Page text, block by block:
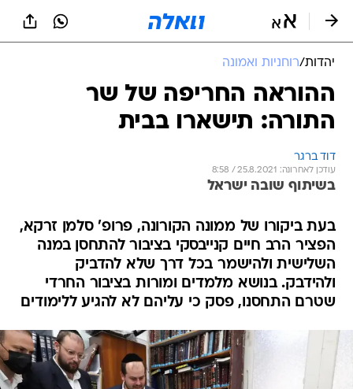
יהדות/רוחניות ואמונה
ההוראה החריפה של שר
התורה: תישארו בבית
דוד ברגר
עודכן לאחרונה: 25.8.2021 / 8:58
בשיתוף שובה ישראל
בעת ביקורו של ממונה הקורונה, פרופ' סלמן זרקא,
הפציר הרב חיים קנייבסקי בציבור להתחסן במנה
השלישית ולהישמר בכל דרך שלא להדביק
ולהידבק. בנושא מלמדים ומורות בציבור החרדי
שטרם התחסנו, פסק כי עליהם לא להגיע ללימודים